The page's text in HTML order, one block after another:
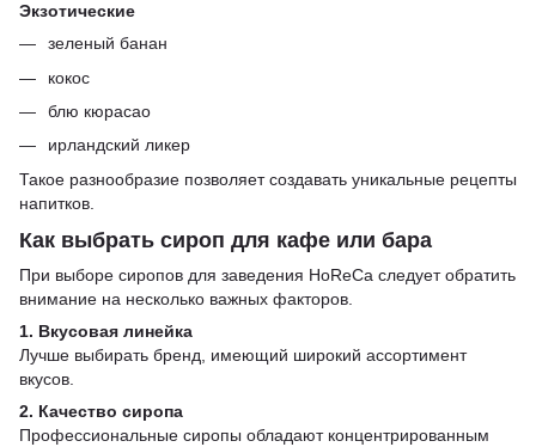
Экзотические
зеленый банан
кокос
блю кюрасао
ирландский ликер
Такое разнообразие позволяет создавать уникальные рецепты
напитков.
Как выбрать сироп для кафе или бара
При выборе сиропов для заведения HoReCa следует обратить
внимание на несколько важных факторов.
1. Вкусовая линейка
Лучше выбирать бренд, имеющий широкий ассортимент
вкусов.
2. Качество сиропа
Профессиональные сиропы обладают концентрированным